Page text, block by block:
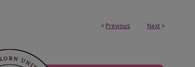
< Previous Next >